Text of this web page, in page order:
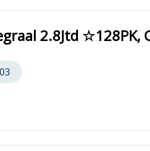
2.8Jtd ☆128PK,